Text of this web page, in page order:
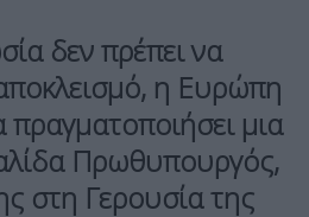
δεν πρέπει να
η Ευρώπη
πραγματοποιήσει μια
Πρωθυπουργός,
στη Γερουσία της